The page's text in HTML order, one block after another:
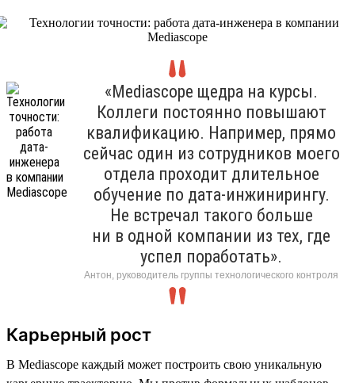
«Mediascope щедра на курсы.
Коллеги постоянно повышают
квалификацию. Например, прямо
сейчас один из сотрудников моего
отдела проходит длительное
обучение по дата-инжинирингу.
Не встречал такого больше
ни в одной компании из тех, где
успел поработать».
Антон, руководитель группы технологического контроля
Карьерный рост
В Mediascope каждый может построить свою уникальную